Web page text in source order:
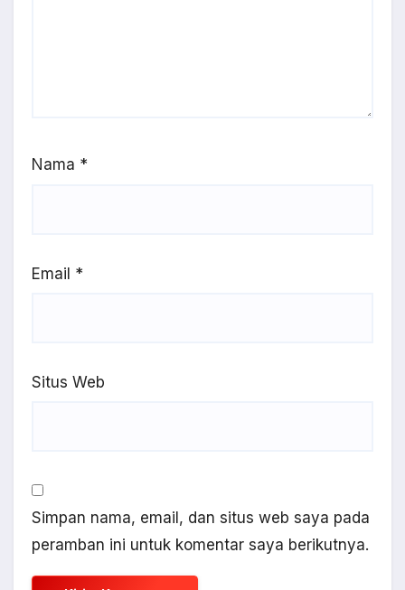
Nama *
Email *
Situs Web
Simpan nama, email, dan situs web saya pada
peramban ini untuk komentar saya berikutnya.